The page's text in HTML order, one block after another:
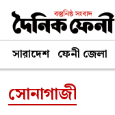
সারাদেশ ফেনী জেলা
সোনাগাজী